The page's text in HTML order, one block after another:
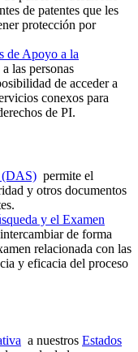
de patentes que les
protección por
de Apoyo a la
las personas
de acceder a
conexos para
de PI.
(DAS) permite el
y otros documentos
y el Examen
de forma
relacionada con las
y eficacia del proceso
a nuestros Estados